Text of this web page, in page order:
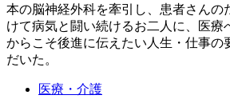
本の脳神経外科を牽引し、患者さんの
けて病気と闘い続けるお二人に、医療
からこそ後進に伝えたい人生・仕事の
だいた。
医療・介護